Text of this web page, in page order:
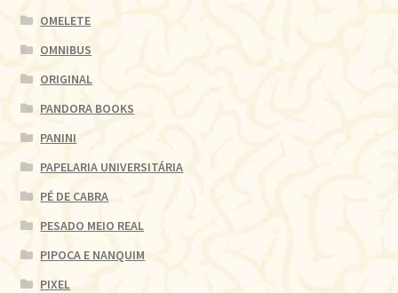
OMELETE
OMNIBUS
ORIGINAL
PANDORA BOOKS
PANINI
PAPELARIA UNIVERSITÁRIA
PÉ DE CABRA
PESADO MEIO REAL
PIPOCA E NANQUIM
PIXEL